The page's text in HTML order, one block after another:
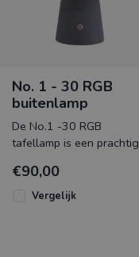
No. 1 - 30 RGB
buitenlamp
De No.1 -30 RGB
tafellamp is een prachtig
in uw tuin, serre of
tuinkamer. D
€90,00
Vergelijk